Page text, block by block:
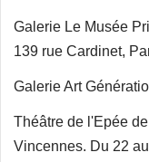
Galerie Le Musée
139 rue Cardinet,
Galerie Art
Théâtre de l'Epée
Vincennes. Du 22